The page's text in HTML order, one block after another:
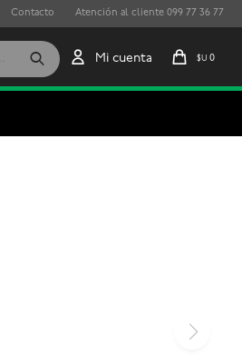
$U 0
Contacto Atención al cliente 099 77 36 77